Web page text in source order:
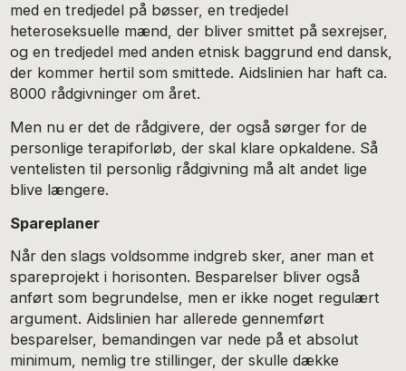
med en tredjedel på bøsser, en tredjedel
heteroseksuelle mænd, der bliver smittet på sexrejser,
og en tredjedel med anden etnisk baggrund end dansk,
der kommer hertil som smittede. Aidslinien har haft ca.
8000 rådgivninger om året.
Men nu er det de rådgivere, der også sørger for de
personlige terapiforløb, der skal klare opkaldene. Så
ventelisten til personlig rådgivning må alt andet lige
blive længere.
Spareplaner
Når den slags voldsomme indgreb sker, aner man et
spareprojekt i horisonten. Besparelser bliver også
anført som begrundelse, men er ikke noget regulært
argument. Aidslinien har allerede gennemført
besparelser, bemandingen var nede på et absolut
minimum, nemlig tre stillinger, der skulle dække